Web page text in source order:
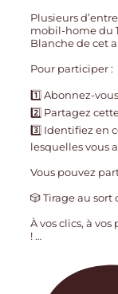
Plusieurs
mobil-home du
Blanche de cet
Pour participer :
1️⃣ Abonnez-
2️⃣ Partagez
3️⃣ Identifiez en
lesquelles vous
Vous pouvez
🎲 Tirage au sort
À vos clics, à
!…